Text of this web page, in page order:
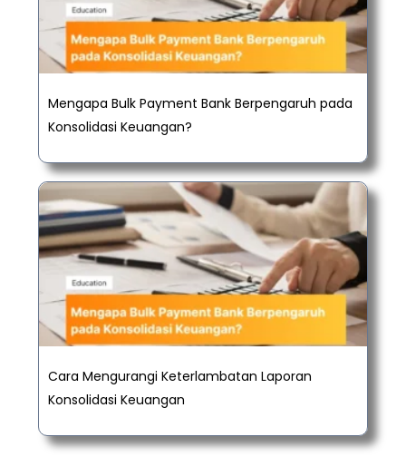
Mengapa Bulk Payment Bank Berpengaruh pada
Konsolidasi Keuangan?
Cara Mengurangi Keterlambatan Laporan
Konsolidasi Keuangan